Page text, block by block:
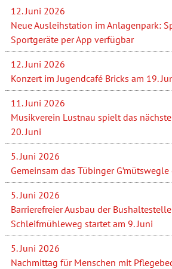
12. Juni 2026
Neue Ausleihstation im Anlagenpark:
Sportgeräte per App verfügbar
12. Juni 2026
Konzert im Jugendcafé Bricks am 19.
11. Juni 2026
Musikverein Lustnau spielt das
20. Juni
5. Juni 2026
Gemeinsam das Tübinger
5. Juni 2026
Barrierefreier Ausbau der
Schleifmühleweg startet am 9. Juni
5. Juni 2026
Nachmittag für Menschen mit